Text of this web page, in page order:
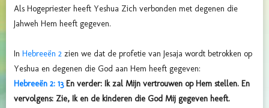
Als Hogepriester heeft Yeshua Zich verbonden met degenen die
Jahweh Hem heeft gegeven.
In Hebreeën 2 zien we dat de profetie van Jesaja wordt betrokken op
Yeshua en degenen die God aan Hem heeft gegeven:
Hebreeën 2: 13En verder: Ik zal Mijn vertrouwen op Hem stellen. En
vervolgens: Zie, Ik en de kinderen die God Mij gegeven heeft.